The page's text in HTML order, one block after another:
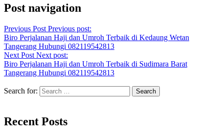
Post navigation
Previous Post Previous post:
Biro Perjalanan Haji dan Umroh Terbaik di Kedaung Wetan
Tangerang Hubungi 082119542813
Next Post Next post:
Biro Perjalanan Haji dan Umroh Terbaik di Sudimara Barat
Tangerang Hubungi 082119542813
Search for:
Recent Posts